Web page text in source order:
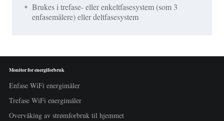
Brukes i trefase- eller enkeltfasesystem (som 3
enfasemålere) eller deltfasesystem
Monitor for energiforbruk
Enfase WiFi energimåler
Trefase WiFi energimåler
Overvåking av strømforbruk til hjemmet